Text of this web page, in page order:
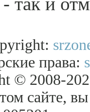
права:
© 2008-
сайте,